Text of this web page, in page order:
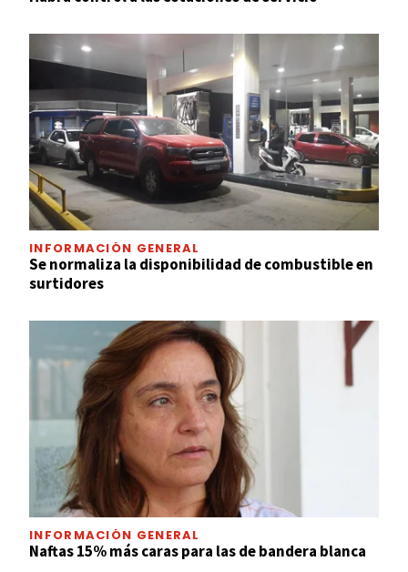
INFORMACIÓN GENERAL
Se normaliza la disponibilidad de combustible en
surtidores
INFORMACIÓN GENERAL
Naftas 15% más caras para las de bandera blanca